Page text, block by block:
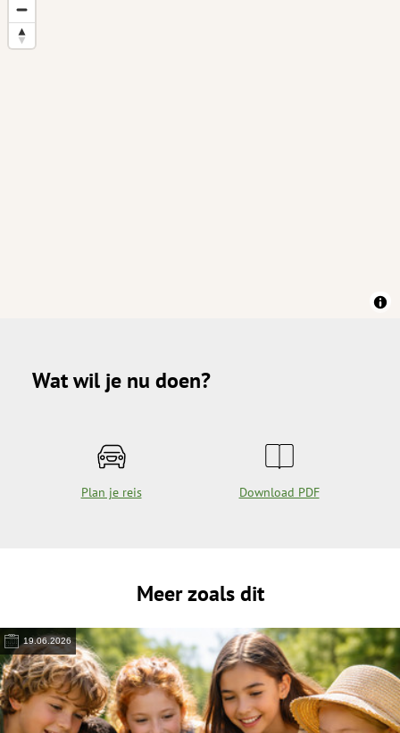
Wat wil je nu doen?
Plan je reis Download PDF
Meer zoals dit
19.06.2026